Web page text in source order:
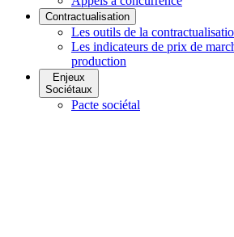
Contractualisation
Les outils de la
Les indicateurs de prix de
production
Enjeux
Sociétaux
Pacte sociétal